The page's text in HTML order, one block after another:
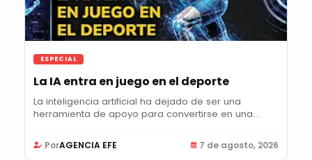
ESPECIAL
La IA entra en juego en el deporte
La inteligencia artificial ha dejado de ser una
herramienta de apoyo para convertirse en una...
PorAGENCIA EFE 7 de agosto, 2026